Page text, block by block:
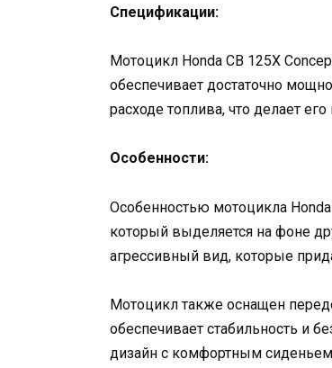
Спецификации:
Мотоцикл Honda CB 125X
обеспечивает достаточно
расходе топлива, что делает
Особенности:
Особенностью мотоцикла
который выделяется на фоне
агрессивный вид, которые
Мотоцикл также оснащен
обеспечивает стабильность и
дизайн с комфортным